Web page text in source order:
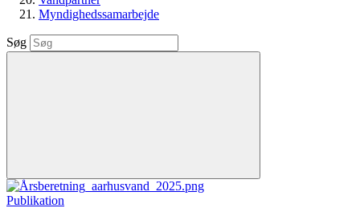
Myndighedssamarbejde
Søg
Publikation